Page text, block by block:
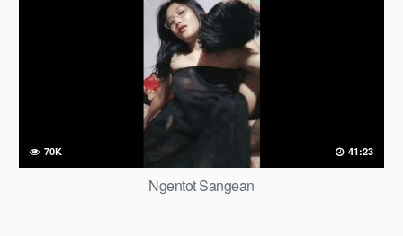
70K 41:23
Ngentot Sangean